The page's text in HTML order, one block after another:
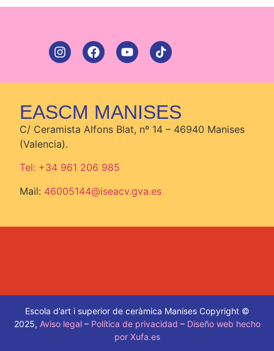
EASCM MANISES
C/ Ceramista Alfons Blat, nº 14 – 46940 Manises
(Valencia).
Tel: +34 961 206 985
Mail: 46005144@iseacv.gva.es
Escola d’art i superior de ceràmica Manises Copyright ©
2025, Aviso legal– Política de privacidad – Diseño web hecho
por Xufa.es